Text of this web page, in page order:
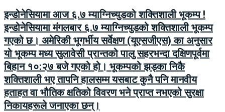
इन्डोनेसियामा आज ६.७ म्याग्निच्युडको शक्तिशाली भूकम्प !
इन्डोनेसियामा मंगलबार ६.७ म्याग्निच्युडको शक्तिशाली भूकम्प
गएको छ। अमेरिकी भूगर्भीय सर्वेक्षण (यूएसजीएस) का अनुसार
यो भूकम्प मध्य सुलावेसी प्रान्तको पालु सहरभन्दा दक्षिणपूर्वमा
बिहान १०:२७ बजे गएको हो। भूकम्पको झड्का निकै
शक्तिशाली भए तापनि हालसम्म यसबाट कुनै पनि मानवीय
हताहत वा भौतिक क्षतिको विवरण भने प्राप्त नभएको सुरक्षा
निकायहरूले जनाएका छन्।